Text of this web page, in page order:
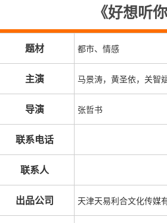
《好想听
题材 都市、情感
主演 马景涛，黄圣依，关智
导演 张哲书
联系电话
联系人
出品公司 天津天易利合文化传媒